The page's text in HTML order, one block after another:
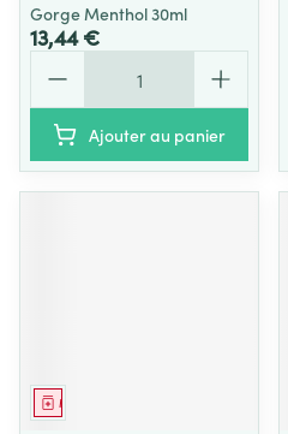
Gorge Menthol 30ml
13,44 €
Ajouter au panier
Médicament